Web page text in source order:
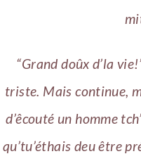
“Grand doûx d’la
triste. Mais continue,
d’êcouté un homme
qu’tu’éthais deu être